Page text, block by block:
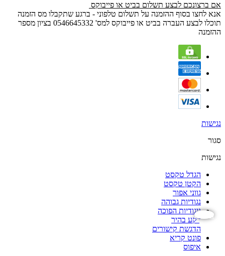
נגישות
אם ברצונכם לבצע תשלום בביט או פייבוקס
אנא לחצו בסוף ההזמנה על תשלום טלפוני - ברגע שתקבלו מס הזמנה
תוכלו לבצע העברה בביט או פייבוקס למס' 0546645332 בציון מספר
ההזמנה
נגישות
סגור
נגישות
הגדל טקסט
הקטן טקסט
גווני אפור
נגודיות גבוהה
ניגודיות הפוכה
רקע בהיר
הדגשת קישורים
פונט קריא
איפוס